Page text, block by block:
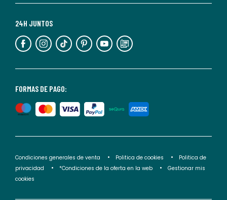
Para
información,
puedes
de
privacidad</2>.
FORMAS DE PAGO:
24H JUNTOS
Condiciones generales de venta Politica de cookies
Politica de
privacidad
*Condiciones de la oferta en la web
Gestionar mis
cookies